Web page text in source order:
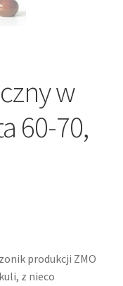
w
60-70,
produkcji ZMO
z nieco